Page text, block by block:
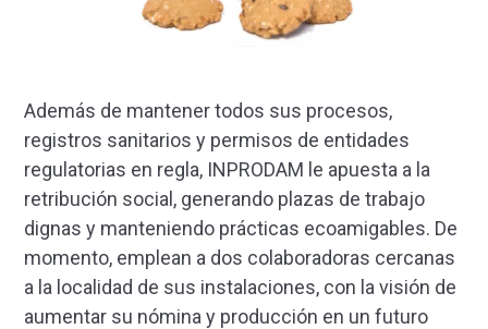
Además de mantener todos sus procesos,
registros sanitarios y permisos de entidades
regulatorias en regla, INPRODAM le apuesta a la
retribución social, generando plazas de trabajo
dignas y manteniendo prácticas ecoamigables. De
momento, emplean a dos colaboradoras cercanas
a la localidad de sus instalaciones, con la visión de
aumentar su nómina y producción en un futuro